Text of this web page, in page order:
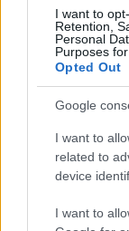
I want to
Retention,
Personal
Purposes
Opted Out
Google
I want to
related to
device
I want to
EuroLeague:
Ντέιβις μέσα
Άταμαν στη
ΚΕΝΤΡΙΚ